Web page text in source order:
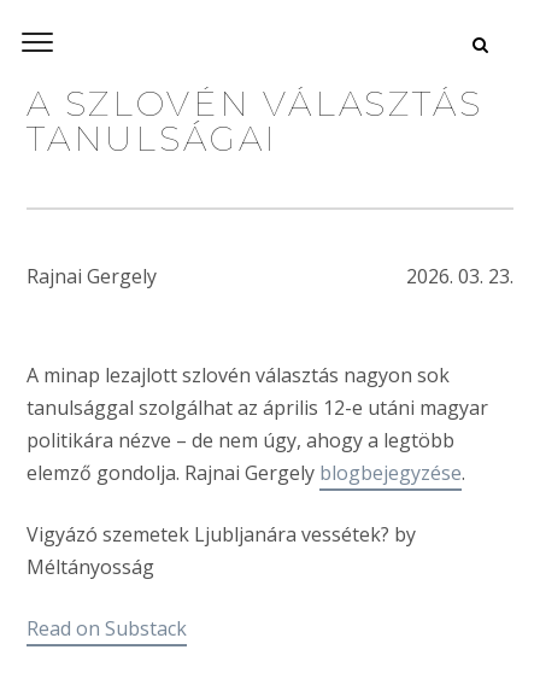
A SZLOVÉN VÁLASZTÁS
TANULSÁGAI
Rajnai Gergely 2026. 03. 23.
A minap lezajlott szlovén választás nagyon sok
tanulsággal szolgálhat az április 12-e utáni magyar
politikára nézve – de nem úgy, ahogy a legtöbb
elemző gondolja. Rajnai Gergely blogbejegyzése.
Vigyázó szemetek Ljubljanára vessétek? by
Méltányosság
Read on Substack